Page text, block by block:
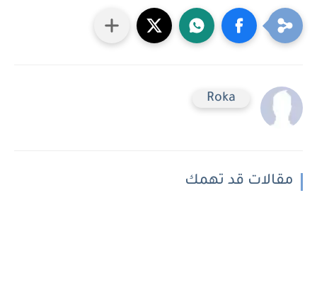
Roka
مقالات قد تهمك